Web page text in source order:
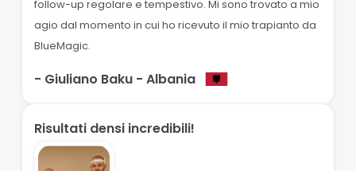
follow-up regolare e tempestivo. Mi sono trovato a mio
agio dal momento in cui ho ricevuto il mio trapianto da
BlueMagic.
- Giuliano Baku - Albania
Risultati densi incredibili!